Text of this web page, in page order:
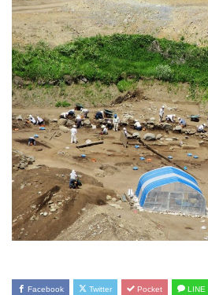
Facebook Twitter Pocket LINE